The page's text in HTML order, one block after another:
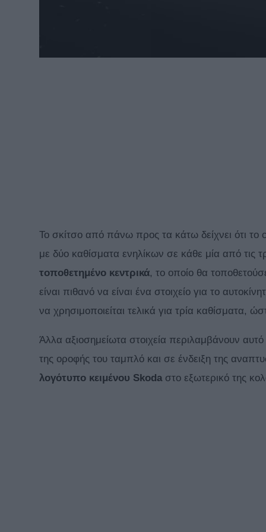
Το σκίτσο από πάνω προς τα κάτω δείχνει ότι το
με δύο καθίσματα ενηλίκων σε κάθε μία από τις
τοποθετημένο κεντρικά, το οποίο θα
είναι πιθανό να είναι ένα στοιχείο για το
να χρησιμοποιείται τελικά για τρία καθίσματα,
Άλλα αξιοσημείωτα στοιχεία περιλαμβάνουν αυτό
της οροφής του ταμπλό και σε ένδειξη της
λογότυπο κειμένου Skoda στο εξωτερικό της